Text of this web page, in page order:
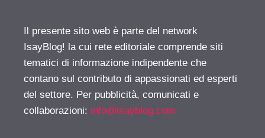
Il presente sito web è parte del network
IsayBlog! la cui rete editoriale comprende siti
tematici di informazione indipendente che
contano sul contributo di appassionati ed esperti
del settore. Per pubblicità, comunicati e
collaborazioni: info@isayblog.com